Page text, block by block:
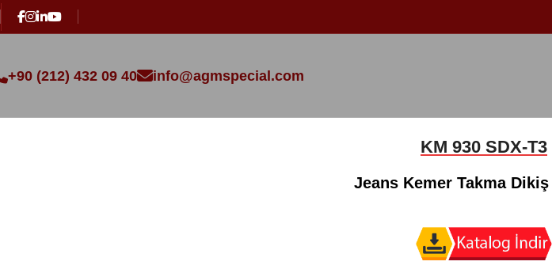
+90 (212) 432 09 40 info@agmspecial.com
KM 930 SDX-T3
Jeans Kemer Takma Dikiş